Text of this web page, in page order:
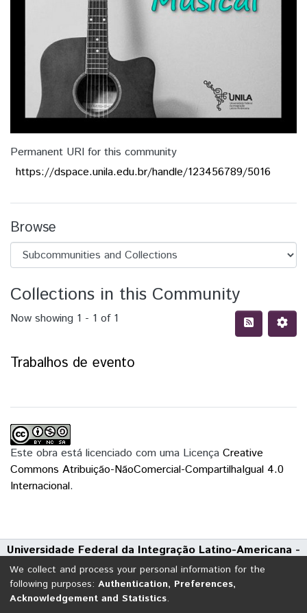
Permanent URI for this community
https://dspace.unila.edu.br/handle/123456789/5016
Browse
Collections in this Community
Now showing 1 - 1 of 1
Trabalhos de evento
Este obra está licenciado com uma Licença Creative
Commons Atribuição-NãoComercial-CompartilhaIgual 4.0
Internacional.
Universidade Federal da Integração Latino-Americana -
UNILA
Avenida Tarquínio Joslin dos Santos, 1000 - Polo Universitário
CEP: 85870-650 | Foz do Iguaçu - Paraná
We collect and process your personal information for the
following purposes: Authentication, Preferences,
Acknowledgement and Statistics.